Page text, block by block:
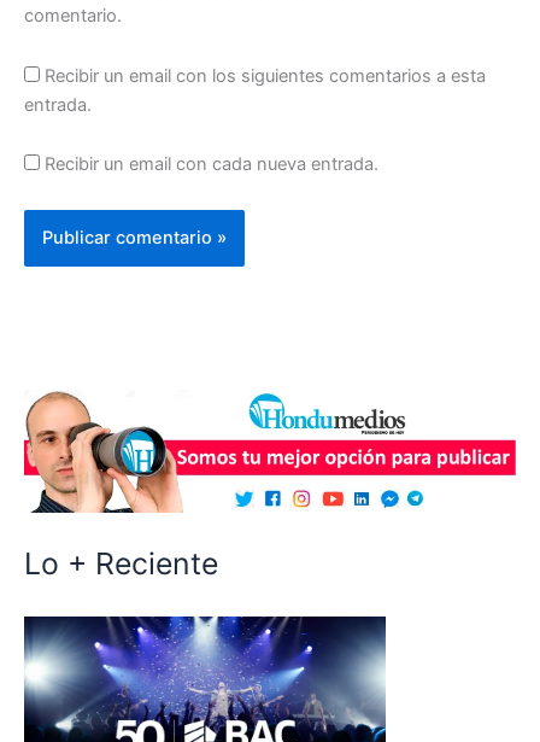
comentario.
Recibir un email con los siguientes comentarios a esta
entrada.
Recibir un email con cada nueva entrada.
Lo + Reciente